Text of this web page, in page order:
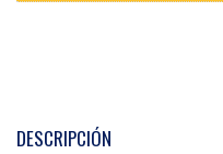
DESCRIPCIÓN